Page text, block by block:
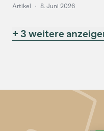
Artikel · 8. Juni 2026
+ 3 weitere